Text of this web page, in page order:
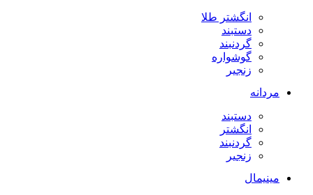
انگشتر طلا
دستبند
گردنبند
گوشواره
زنجیر
مردانه
دستبند
انگشتر
گردنبند
زنجیر
مینیمال